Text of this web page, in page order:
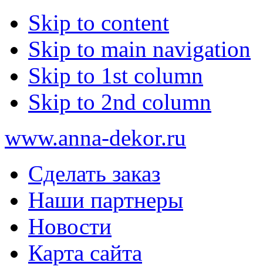
Skip to content
Skip to main navigation
Skip to 1st column
Skip to 2nd column
www.anna-dekor.ru
Сделать заказ
Наши партнеры
Новости
Карта сайта